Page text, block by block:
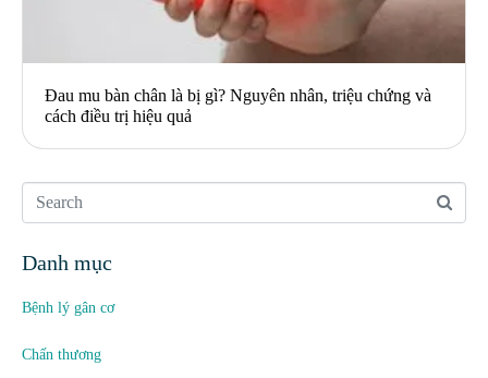
Đau mu bàn chân là bị gì? Nguyên nhân, triệu chứng và
cách điều trị hiệu quả
Danh mục
Bệnh lý gân cơ
Chấn thương